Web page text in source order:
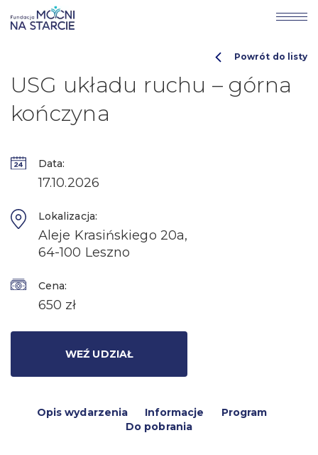
USG układu ruchu – górna
kończyna
Powrót do listy
Data:
17.10.2026
Lokalizacja:
Aleje Krasińskiego 20a,
64-100 Leszno
Cena:
650 zł
WEŹ UDZIAŁ
Opis wydarzenia Informacje
Program
Do pobrania